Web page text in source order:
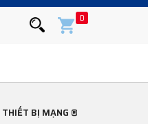
0
THIẾT BỊ MẠNG ®